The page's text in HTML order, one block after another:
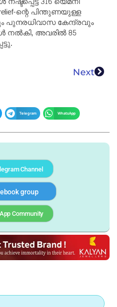
ന്റെ പിന്തുണയുള്ള
പുനരധിവാസ കേന്ദ്രവും
നൽകി, അവരിൽ 85
Next
Telegram WhatsApp
Channel
group
Community